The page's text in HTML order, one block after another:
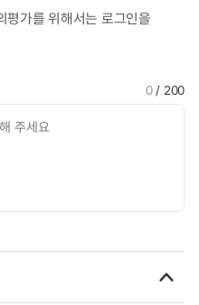
평가를 위해서는 로그인을
0/ 200